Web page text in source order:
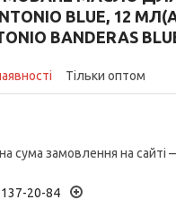
BLUE, 12
BANDERAS
Тільки оптом
сума замовлення на сайті
20-84